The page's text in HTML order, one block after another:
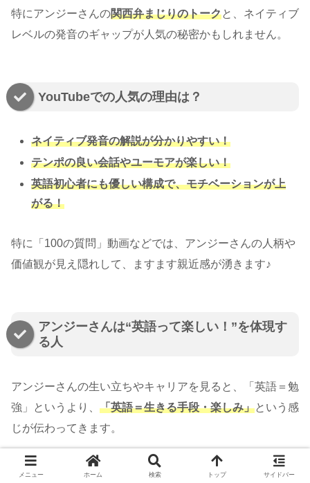
特にアンジーさんの関西弁まじりのトークと、ネイティブ
レベルの発音のギャップが人気の秘密かもしれません。
YouTubeでの人気の理由は？
ネイティブ発音の解説が分かりやすい！
テンポの良い会話やユーモアが楽しい！
英語初心者にも優しい構成で、モチベーションが上
がる！
特に「100の質問」動画などでは、アンジーさんの人柄や
価値観が見え隠れして、ますます親近感が湧きます♪
アンジーさんは“英語って楽しい！”を体現す
る人
アンジーさんの生い立ちやキャリアを見ると、「英語＝勉
強」というより、 「英語＝生きる手段・楽しみ」という感
じが伝わってきます。
海外経験や語学スキルだけでなく、日本の文化や関西弁も
メニュー ホーム 検索 トップ サイドバー